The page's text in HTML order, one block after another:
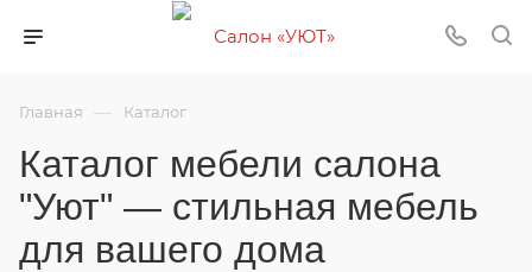
Главная — Каталог
Каталог мебели салона
"Уют" — стильная мебель
для вашего дома